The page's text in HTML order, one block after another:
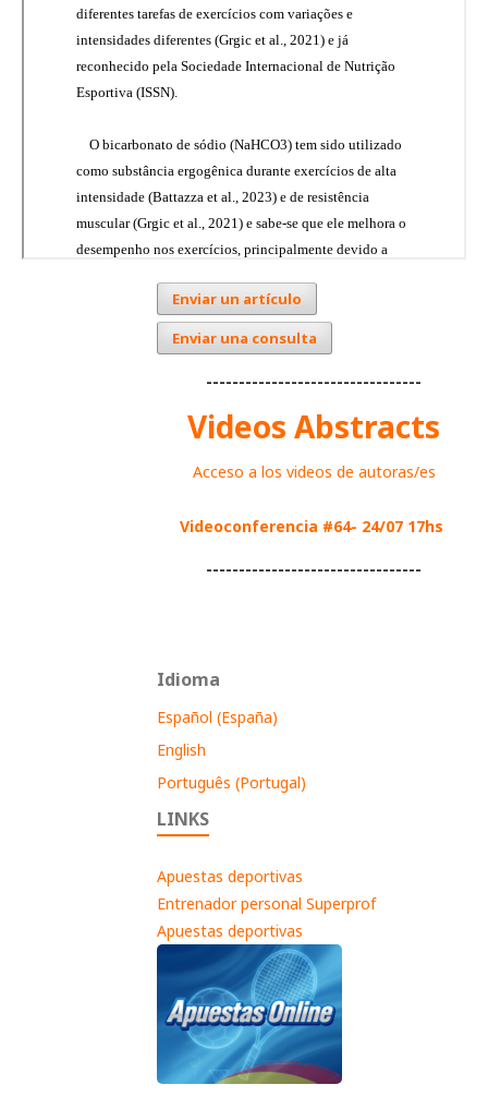
Enviar un artículo
Enviar una consulta
---------------------------------
Videos Abstracts
Acceso a los videos de autoras/es
Videoconferencia #64- 24/07 17hs
---------------------------------
Idioma
Español (España)
English
Português (Portugal)
LINKS
Apuestas deportivas
Entrenador personal Superprof
Apuestas deportivas